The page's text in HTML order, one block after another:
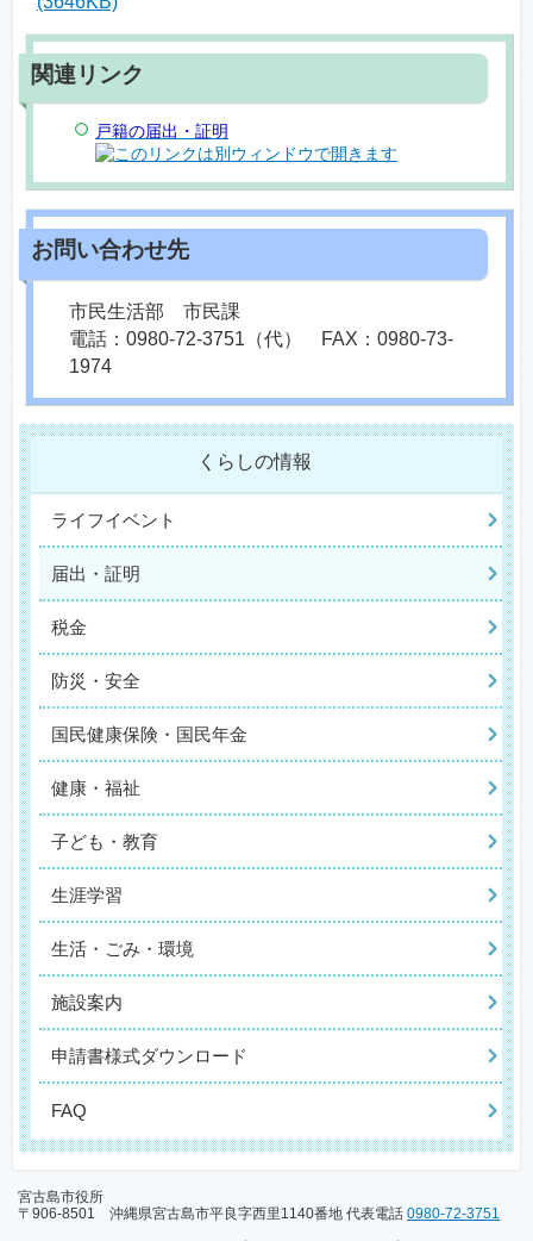
戸籍の届出・証明
市民生活部 市民課
電話：0980-72-3751（代） FAX：0980-73-
1974
くらしの情報
ライフイベント
届出・証明
税金
防災・安全
国民健康保険・国民年金
健康・福祉
子ども・教育
生涯学習
生活・ごみ・環境
施設案内
申請書様式ダウンロード
FAQ
宮古島市役所
〒906-8501 沖縄県宮古島市平良字西里1140番地 代表電話 0980-72-3751